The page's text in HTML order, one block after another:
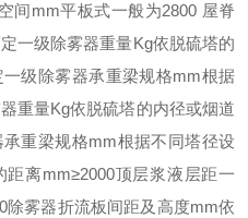
间mm平板式一般为2800 屋脊
一级除雾器重量Kg依脱硫塔的
级除雾器承重梁规格mm根据
重量Kg依脱硫塔的内径或烟道
重梁规格mm根据不同塔径设
离mm≥2000顶层浆液层距一
除雾器折流板间距及高度mm依